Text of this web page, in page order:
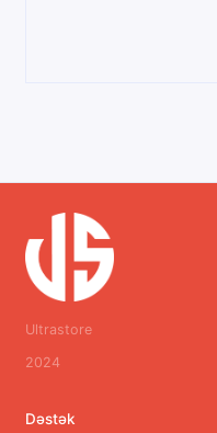
Ultrastore
2024
Dəstək